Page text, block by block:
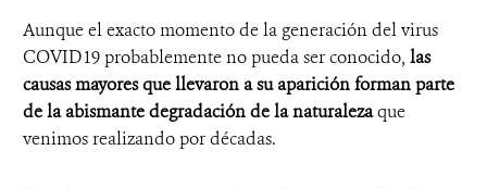
Aunque el exacto momento de la generación del virus
COVID19 probablemente no pueda ser conocido, las
causas mayores que llevaron a su aparición forman parte
de la abismante degradación de la naturalezaque
venimos realizando por décadas.